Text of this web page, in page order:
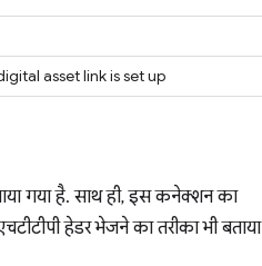
asset link is set up
गया है. साथ ही, इस कनेक्शन का
हेडर भेजने का तरीका भी बताया